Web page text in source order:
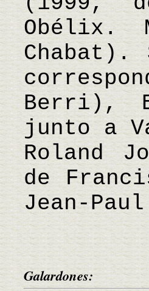
Obélix.
Chabat).
Berri),
junto a
Roland
de
Jean-
Galardones: